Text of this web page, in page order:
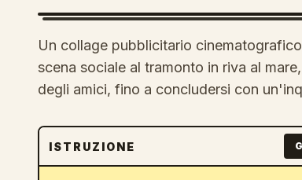
Un collage pubblicitario
scena sociale al tramonto in riva al
degli amici, fino a concludersi con
ISTRUZIONE